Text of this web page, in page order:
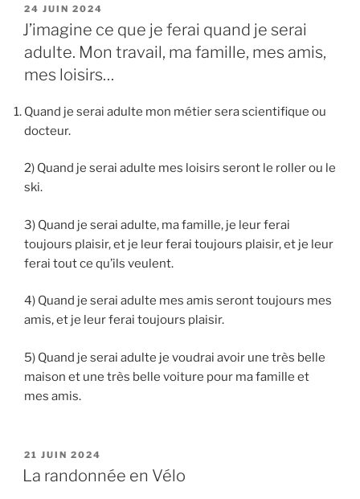
PUBLIÉ
LE
24 JUIN 2024
J’imagine ce que je ferai quand je serai
adulte. Mon travail, ma famille, mes amis,
mes loisirs…
Quand je serai adulte mon métier sera scientifique ou
docteur.
2) Quand je serai adulte mes loisirs seront le roller ou le
ski.
3) Quand je serai adulte, ma famille, je leur ferai
toujours plaisir, et je leur ferai toujours plaisir, et je leur
ferai tout ce qu’ils veulent.
4) Quand je serai adulte mes amis seront toujours mes
amis, et je leur ferai toujours plaisir.
5) Quand je serai adulte je voudrai avoir une très belle
maison et une très belle voiture pour ma famille et
mes amis.
PUBLIÉ
LE
21 JUIN 2024
La randonnée en Vélo